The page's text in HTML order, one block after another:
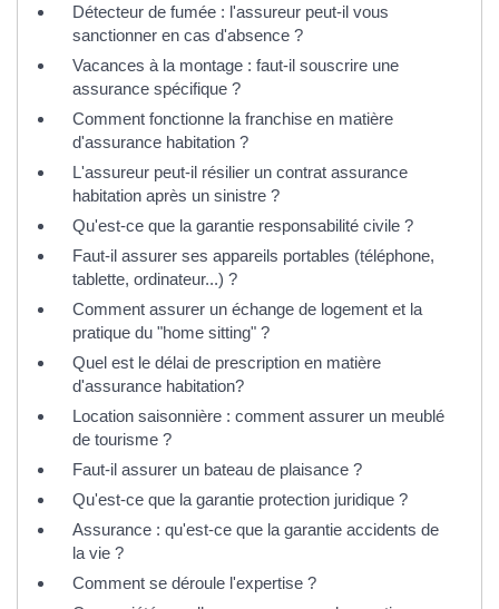
Détecteur de fumée : l'assureur peut-il vous
sanctionner en cas d'absence ?
Vacances à la montage : faut-il souscrire une
assurance spécifique ?
Comment fonctionne la franchise en matière
d'assurance habitation ?
L'assureur peut-il résilier un contrat assurance
habitation après un sinistre ?
Qu'est-ce que la garantie responsabilité civile ?
Faut-il assurer ses appareils portables (téléphone,
tablette, ordinateur...) ?
Comment assurer un échange de logement et la
pratique du "home sitting" ?
Quel est le délai de prescription en matière
d'assurance habitation?
Location saisonnière : comment assurer un meublé
de tourisme ?
Faut-il assurer un bateau de plaisance ?
Qu'est-ce que la garantie protection juridique ?
Assurance : qu'est-ce que la garantie accidents de
la vie ?
Comment se déroule l'expertise ?